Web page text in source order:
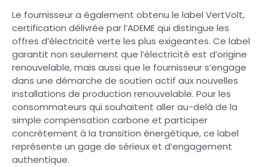
Le fournisseur a également obtenu le label VertVolt,
certification délivrée par l’ADEME qui distingue les
offres d’électricité verte les plus exigeantes. Ce label
garantit non seulement que l’électricité est d’origine
renouvelable, mais aussi que le fournisseur s’engage
dans une démarche de soutien actif aux nouvelles
installations de production renouvelable. Pour les
consommateurs qui souhaitent aller au-delà de la
simple compensation carbone et participer
concrètement à la transition énergétique, ce label
représente un gage de sérieux et d’engagement
authentique.